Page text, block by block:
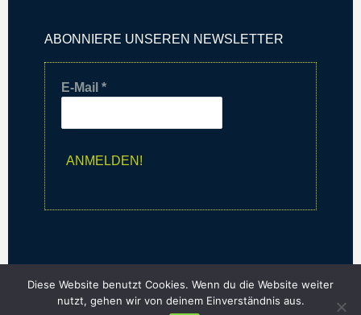
ABONNIERE UNSEREN NEWSLETTER
E-Mail *
Diese Website benutzt Cookies. Wenn du die Website weiter
nutzt, gehen wir von deinem Einverständnis aus.